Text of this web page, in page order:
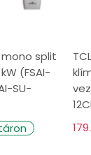
mono split
(FSAI-
SU-